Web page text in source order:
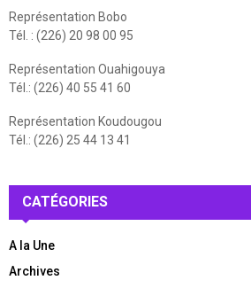
Représentation Bobo
Tél. : (226) 20 98 00 95
Représentation Ouahigouya
Tél.: (226) 40 55 41 60
Représentation Koudougou
Tél.: (226) 25 44 13 41
CATÉGORIES
A la Une
Archives